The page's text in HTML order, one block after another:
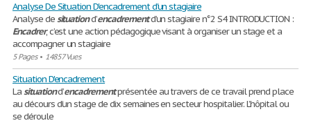
Analyse De Situation D'encadrement d'un stagiaire
Analyse desituationd’encadrementd’un stagiaire n°2 S4 INTRODUCTION :
Encadrer, c’est une action pédagogique visant à organiser un stage et a
accompagner un stagiaire
5 Pages• 14857 Vues
Situation D'encadrement
Lasituationd’encadrementprésentée au travers de ce travail prend place
au décours d’un stage de dix semaines en secteur hospitalier. L’hôpital ou
se déroule